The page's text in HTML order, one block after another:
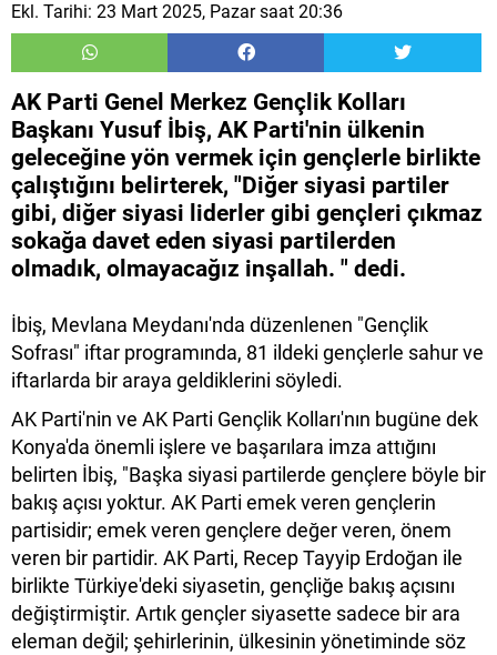
Ekl. Tarihi: 23 Mart 2025, Pazar saat 20:36
​AK Parti Genel Merkez Gençlik Kolları
Başkanı Yusuf İbiş, AK Parti'nin ülkenin
geleceğine yön vermek için gençlerle birlikte
çalıştığını belirterek, "Diğer siyasi partiler
gibi, diğer siyasi liderler gibi gençleri çıkmaz
sokağa davet eden siyasi partilerden
olmadık, olmayacağız inşallah. " dedi.
İbiş, Mevlana Meydanı'nda düzenlenen "Gençlik
Sofrası" iftar programında, 81 ildeki gençlerle sahur ve
iftarlarda bir araya geldiklerini söyledi.
AK Parti'nin ve AK Parti Gençlik Kolları'nın bugüne dek
Konya'da önemli işlere ve başarılara imza attığını
belirten İbiş, "Başka siyasi partilerde gençlere böyle bir
bakış açısı yoktur. AK Parti emek veren gençlerin
partisidir; emek veren gençlere değer veren, önem
veren bir partidir. AK Parti, Recep Tayyip Erdoğan ile
birlikte Türkiye'deki siyasetin, gençliğe bakış açısını
değiştirmiştir. Artık gençler siyasette sadece bir ara
eleman değil; şehirlerinin, ülkesinin yönetiminde söz